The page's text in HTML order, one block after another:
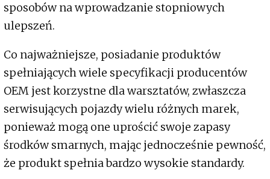
sposobów na wprowadzanie stopniowych
ulepszeń.
Co najważniejsze, posiadanie produktów
spełniających wiele specyfikacji producentów
OEM jest korzystne dla warsztatów, zwłaszcza
serwisujących pojazdy wielu różnych marek,
ponieważ mogą one uprościć swoje zapasy
środków smarnych, mając jednocześnie pewność,
że produkt spełnia bardzo wysokie standardy.